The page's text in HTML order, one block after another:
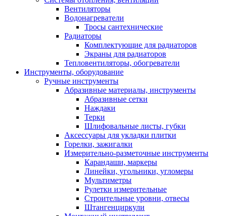
Вентиляторы
Водонагреватели
Тросы сантехнические
Радиаторы
Комплектующие для радиаторов
Экраны для радиаторов
Тепловентиляторы, обогреватели
Инструменты, оборудование
Ручные инструменты
Абразивные материалы, инструменты
Абразивные сетки
Наждаки
Терки
Шлифовальные листы, губки
Аксессуары для укладки плитки
Горелки, зажигалки
Измерительно-разметочные инструменты
Карандаши, маркеры
Линейки, угольники, угломеры
Мультиметры
Рулетки измерительные
Строительные уровни, отвесы
Штангенциркули